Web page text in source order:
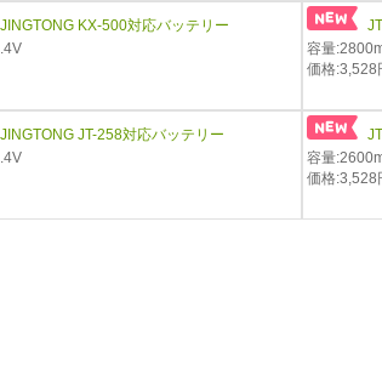
KX-500対応バッテリー
容量
価格:3,528
JT-258対応バッテリー
容量
価格:3,528